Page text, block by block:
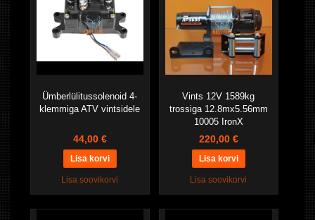
Ümberlülitussolenoid 4-
klemmiga ATV vintsidele
44,00 €
Lisa soovikorvi
Vints 12V 1589kg
trossiga 12.8mx5.56mm
10005 IronX
220,00 €
Lisa soovikorvi